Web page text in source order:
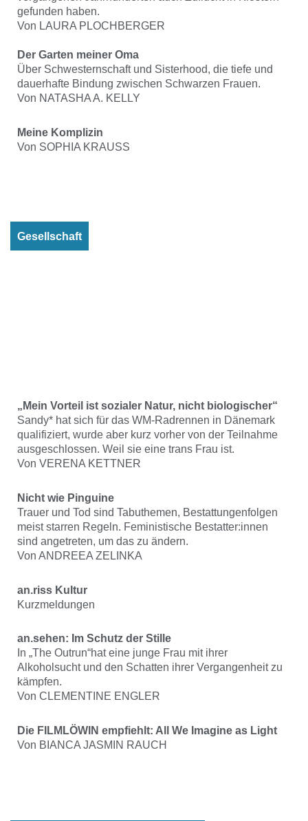
gefunden haben.
Von LAURA PLOCHBERGER
Der Garten meiner Oma
Über Schwesternschaft und Sisterhood, die tiefe und
dauerhafte Bindung zwischen Schwarzen Frauen.
Von NATASHA A. KELLY
Meine Komplizin
Von SOPHIA KRAUSS
Gesellschaft
„Mein Vorteil ist sozialer Natur, nicht biologischer“
Sandy* hat sich für das WM-Radrennen in Dänemark
qualifiziert, wurde aber kurz vorher von der Teilnahme
ausgeschlossen. Weil sie eine trans Frau ist.
Von VERENA KETTNER
Nicht wie Pinguine
Trauer und Tod sind Tabuthemen, Bestattungenfolgen
meist starren Regeln. Feministische Bestatter:innen
sind angetreten, um das zu ändern.
Von ANDREEA ZELINKA
an.riss Kultur
Kurzmeldungen
an.sehen: Im Schutz der Stille
In „The Outrun“hat eine junge Frau mit ihrer
Alkoholsucht und den Schatten ihrer Vergangenheit zu
kämpfen.
Von CLEMENTINE ENGLER
Die FILMLÖWIN empfiehlt: All We Imagine as Light
Von BIANCA JASMIN RAUCH